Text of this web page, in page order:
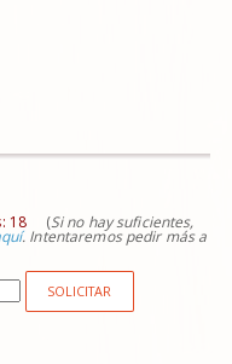
18 (Si no hay suficientes,
. Intentaremos pedir más a
SOLICITAR